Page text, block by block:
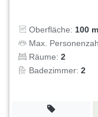
Oberfläche: 100 m
Max.
Räume: 2
Badezimmer: 2